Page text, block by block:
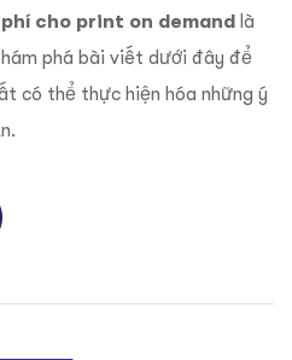
cho print on demand là
phá bài viết dưới đây để
có thể thực hiện hóa những ý